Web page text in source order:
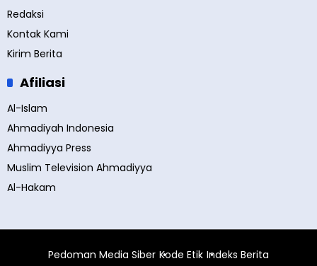
Redaksi
Kontak Kami
Kirim Berita
Afiliasi
Al-Islam
Ahmadiyah Indonesia
Ahmadiyya Press
Muslim Television Ahmadiyya
Al-Hakam
Pedoman Media Siber Kode Etik Indeks Berita